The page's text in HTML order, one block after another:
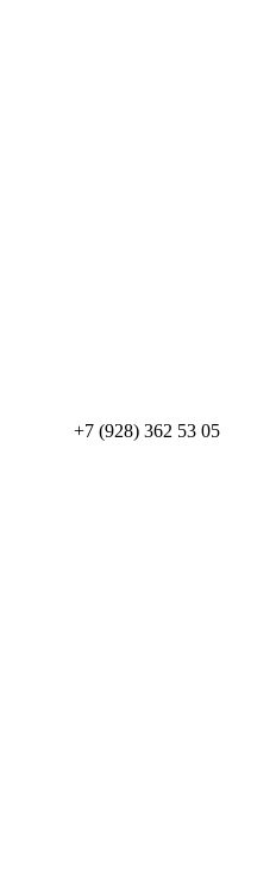
+7 (928) 362 53 05